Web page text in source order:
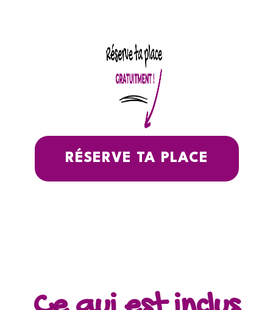
RÉSERVE TA PLACE